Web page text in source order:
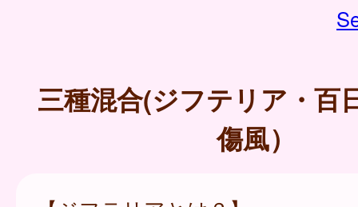
三種混合(ジフテリア・百
傷風）